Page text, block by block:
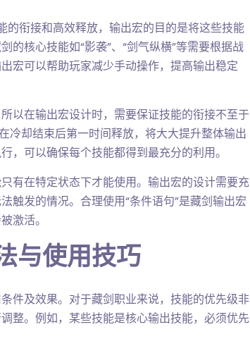
衔接和高效释放，输出宏的目的是将这些技能
核心技能如“影袭”、“剑气纵横”等需要根据战
宏可以帮助玩家减少手动操作，提高输出稳定
以在输出宏设计时，需要保证技能的衔接不至于
冷却结束后第一时间释放，将大大提升整体输出
，可以确保每个技能都得到最充分的利用。
有在特定状态下才能使用。输出宏的设计需要充
触发的情况。合理使用“条件语句”是藏剑输出宏
激活。
与使用技巧
件及效果。对于藏剑职业来说，技能的优先级非
整。例如，某些技能是核心输出技能，必须优先